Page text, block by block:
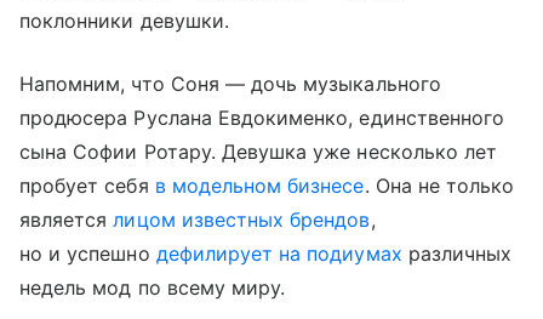
поклонники девушки.
Напомним, что Соня — дочь музыкального
продюсера Руслана Евдокименко, единственного
сына Софии Ротару. Девушка уже несколько лет
пробует себя в модельном бизнесе. Она не только
являетсялицом известных брендов,
но и успешно дефилирует на подиумах различных
недель мод по всему миру.